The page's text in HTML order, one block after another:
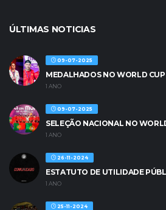
ÚLTIMAS NOTICIAS
09-07-2025
MEDALHADOS NO WORLD
1 ANO
09-07-2025
SELEÇÃO NACIONAL NO
1 ANO
26-11-2024
ESTATUTO DE UTILIDADE
1 ANO
25-11-2024